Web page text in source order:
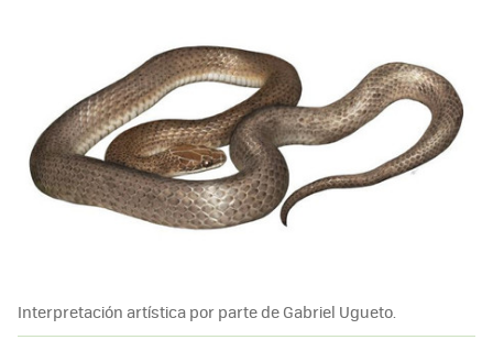
Interpretación artística por parte de Gabriel Ugueto.